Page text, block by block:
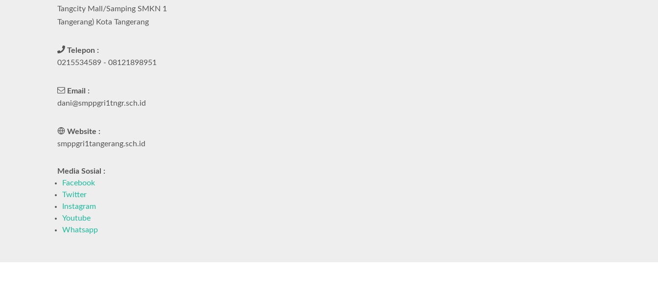
Tangcity Mall/Samping SMKN 1
Tangerang) Kota Tangerang
Telepon :
0215534589 - 08121898951
Email :
dani@smppgri1tngr.sch.id
Website :
smppgri1tangerang.sch.id
Media Sosial :
Facebook
Twitter
Instagram
Youtube
Whatsapp